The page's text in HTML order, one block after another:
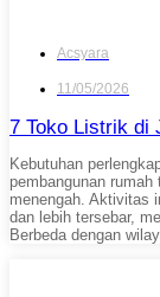
Acsyara
11/05/2026
7 Toko Listrik di
Kebutuhan
pembangunan
menengah. Aktivitas
dan lebih tersebar,
Berbeda dengan